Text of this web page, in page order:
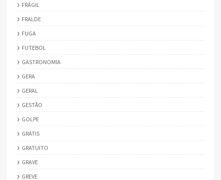
FRÁGIL
FRALDE
FUGA
FUTEBOL
GASTRONOMIA
GERA
GERAL
GESTÃO
GOLPE
GRÁTIS
GRATUITO
GRAVE
GREVE